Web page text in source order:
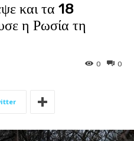
και τα 18
η Ρωσία τη
0
0